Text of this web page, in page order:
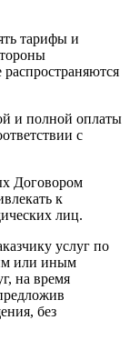
тарифы и
и полной оплаты
с
Договором
к
лиц.
услуг по
или иным
на время
без